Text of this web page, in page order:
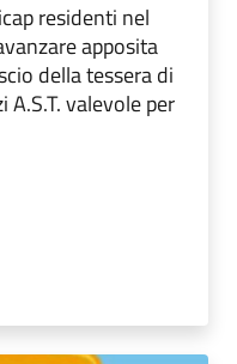
residenti nel
apposita
della tessera di
valevole per